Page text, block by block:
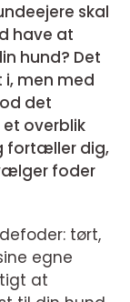
skal
have at
hund? Det
men med
det
overblik
fortæller dig,
foder
tørt,
egne
at